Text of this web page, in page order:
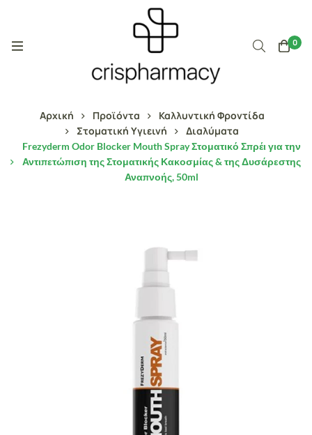
0
Αρχική Προϊόντα
Καλλυντική Φροντίδα
Στοματική Υγιεινή
Διαλύματα
Frezyderm Odor Blocker Mouth Spray Στοματικό Σπρέι για την
Αντιπετώπιση της Στοματικής Κακοσμίας & της Δυσάρεστης
Αναπνοής, 50ml